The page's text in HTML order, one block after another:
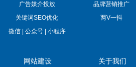
广告媒介投放
品牌营销推广
关键词SEO优化
两V一抖
微信 | 公众号 | 小程序
网站建设 关于我们